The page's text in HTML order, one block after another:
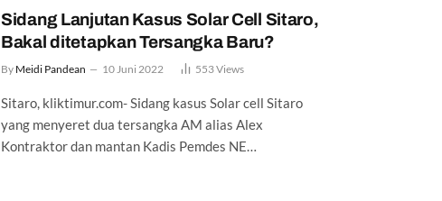
Sidang Lanjutan Kasus Solar Cell Sitaro,
Bakal ditetapkan Tersangka Baru?
By Meidi Pandean 10 Juni 2022 553Views
Sitaro, kliktimur.com- Sidang kasus Solar cell Sitaro
yang menyeret dua tersangka AM alias Alex
Kontraktor dan mantan Kadis Pemdes NE…